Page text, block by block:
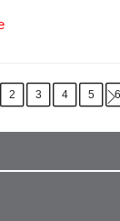
2 3 4 5 6